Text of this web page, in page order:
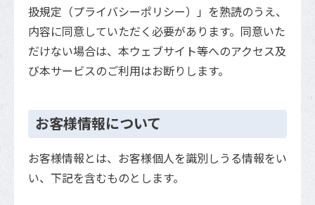
扱規定（プライバシーポリシー）」を熟読のうえ、
内容に同意していただく必要があります。同意いた
だけない場合は、本ウェブサイト等へのアクセス及
び本サービスのご利用はお断りします。
お客様情報について
お客様情報とは、お客様個人を識別しうる情報をい
い、下記を含むものとします。